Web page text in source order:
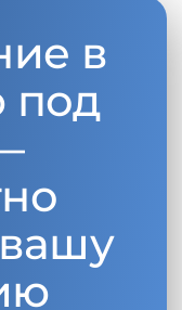
в
под